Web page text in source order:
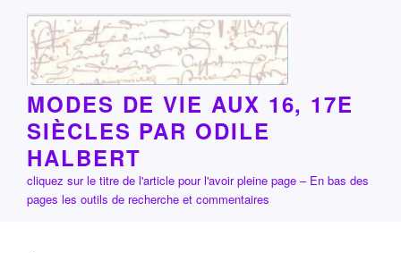
contenu
principal
MODES DE VIE AUX 16, 17E
SIÈCLES PAR ODILE
HALBERT
cliquez sur le titre de l'article pour l'avoir pleine page – En bas des
pages les outils de recherche et commentaires